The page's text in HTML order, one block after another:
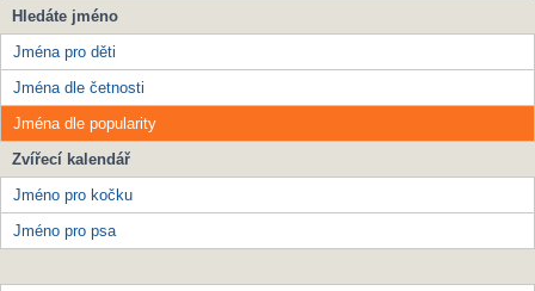
Hledáte jméno
Jména pro děti
Jména dle četnosti
Jména dle popularity
Zvířecí kalendář
Jméno pro kočku
Jméno pro psa